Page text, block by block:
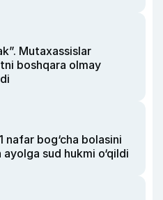
Mutaxassislar
boshqara olmay
nafar bog‘cha bolasini
sud hukmi o‘qildi